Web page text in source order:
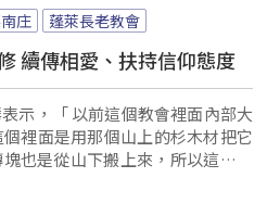
庄 蓬萊長老教會
續傳相愛、扶持信仰態度
示，「 以前這個教會裡面內部大
裡面是用那個山上的杉木材把它
也是從山下搬上來，所以這個裡